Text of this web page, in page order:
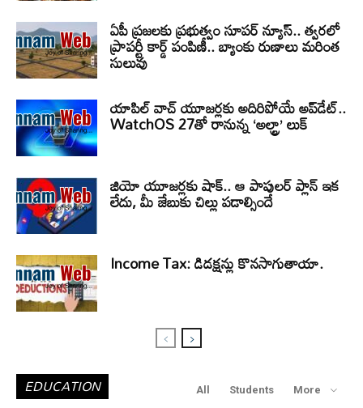
ఏపీ ప్రజలకు ప్రభుత్వం సూపర్ న్యూస్.. త్వరలో
ప్రాపర్టీ కార్డ్ పంపిణీ.. బ్యాంకు రుణాలు మరింత
సులువు
యాపిల్ వాచ్ యూజర్లకు అదిరిపోయే అప్‌డేట్..
WatchOS 27తో రానున్న ‘అల్ట్రా’ లుక్
జియో యూజర్లకు షాక్.. ఆ పాపులర్ ప్లాన్ ఇక
లేదు, మీ జేబుకు చిల్లు పడాల్సిందే
Income Tax: డిడక్షన్లు కొనసాగుతాయా.
EDUCATION All Students More